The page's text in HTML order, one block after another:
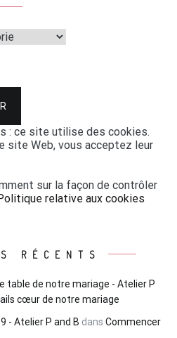
: ce site utilise des cookies.
site Web, vous acceptez leur
sur la façon de contrôler
relative aux cookies
RÉCENTS
table de notre mariage - Atelier P
cœur de notre mariage
- Atelier P and B dans Commencer